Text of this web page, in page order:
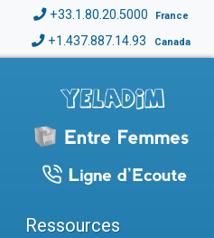
+33.1.80.20.5000 France
+1.437.887.14.93 Canada
Ressources